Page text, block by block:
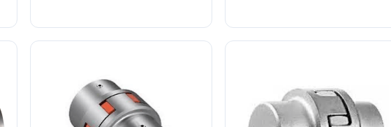
Accouplement Élastique de Sécurité
Accouplement Élastique en